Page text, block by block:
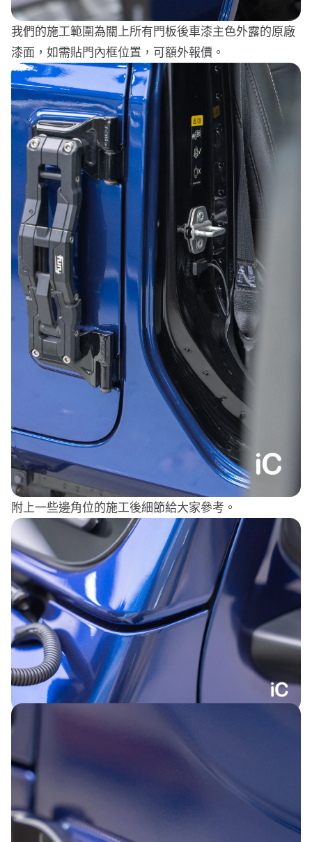
我們的施工範圍為關上所有門板後車漆主色外露的原廠
漆面，如需貼門內框位置，可額外報價。
附上一些邊角位的施工後細節給大家參考。